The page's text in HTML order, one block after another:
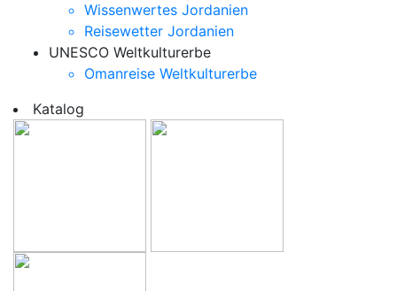
Wissenwertes Jordanien
Reisewetter Jordanien
UNESCO Weltkulturerbe
Omanreise Weltkulturerbe
Katalog